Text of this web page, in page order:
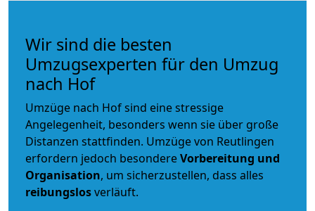
Wir sind die besten
Umzugsexperten für den Umzug
nach Hof
Umzüge nach Hof sind eine stressige
Angelegenheit, besonders wenn sie über große
Distanzen stattfinden. Umzüge von Reutlingen
erfordern jedoch besondereVorbereitung und
Organisation, um sicherzustellen, dass alles
reibungslosverläuft.